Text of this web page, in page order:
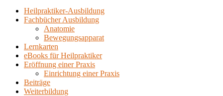
Heilpraktiker-Ausbildung
Fachbücher Ausbildung
Anatomie
Bewegungsapparat
Lernkarten
eBooks für Heilpraktiker
Eröffnung einer Praxis
Einrichtung einer Praxis
Beiträge
Weiterbildung